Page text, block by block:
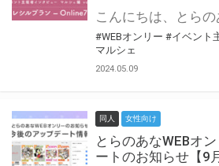
#WEBオンリー #イベント
マルシェ
2024.05.09
同人 女性向け
とらのあなWEBオ
ートのお知らせ【9